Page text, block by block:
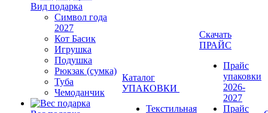
Вид подарка
Символ года
2027
Кот Басик
Игрушка
Подушка
Рюкзак (сумка)
Туба
Чемоданчик
Каталог
УПАКОВКИ
Текстильная
Скачать
ПРАЙС
Прайс
упаковки
2026-
2027
Прайс